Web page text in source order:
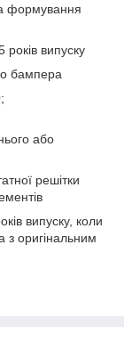
формування
випуску
бампера
або
решітки
випуску, коли
з оригінальним